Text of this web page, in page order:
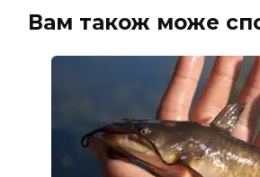
Вам також може